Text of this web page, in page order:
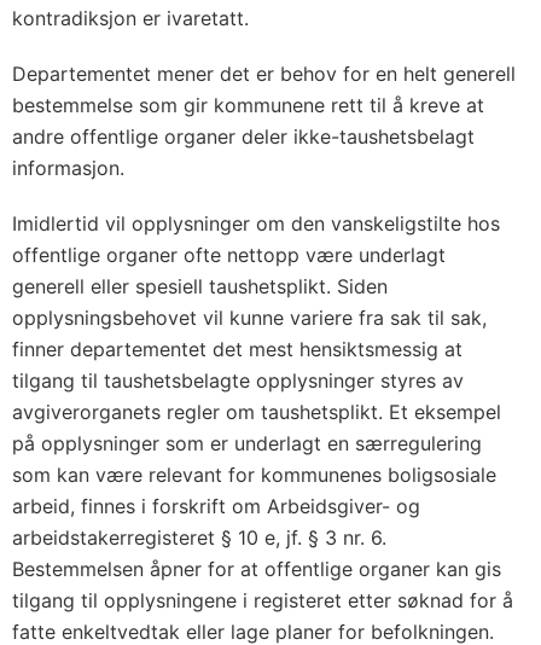
kontradiksjon er ivaretatt.
Departementet mener det er behov for en helt generell
bestemmelse som gir kommunene rett til å kreve at
andre offentlige organer deler ikke-taushetsbelagt
informasjon.
Imidlertid vil opplysninger om den vanskeligstilte hos
offentlige organer ofte nettopp være underlagt
generell eller spesiell taushetsplikt. Siden
opplysningsbehovet vil kunne variere fra sak til sak,
finner departementet det mest hensiktsmessig at
tilgang til taushetsbelagte opplysninger styres av
avgiverorganets regler om taushetsplikt. Et eksempel
på opplysninger som er underlagt en særregulering
som kan være relevant for kommunenes boligsosiale
arbeid, finnes i forskrift om Arbeidsgiver- og
arbeidstakerregisteret § 10 e, jf. § 3 nr. 6.
Bestemmelsen åpner for at offentlige organer kan gis
tilgang til opplysningene i registeret etter søknad for å
fatte enkeltvedtak eller lage planer for befolkningen.